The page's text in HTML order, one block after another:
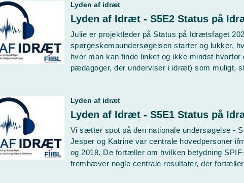
Lyden af idræt
Julie er projektleder på Status på Idrætsfaget
spørgeskemaundersøgelsen starter og lukker,
hvor man kan finde linket og ikke mindst
pædagoger, der underviser i idræt) som muligt,
Lyden af idræt
Vi sætter spot på den nationale undersøgelse -
Jesper og Katrine var centrale hovedpersoner
og 2018. De fortæller om hvilken betydning
fremhæver nogle centrale resultater, der